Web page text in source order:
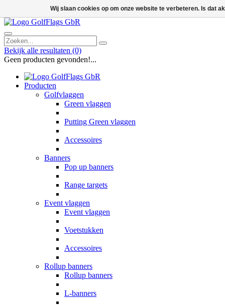
Bekijk alle resultaten (0)
Geen producten gevonden!...
Producten
Golfvlaggen
Green vlaggen
Putting Green vlaggen
Accessoires
Banners
Pop up banners
Range targets
Event vlaggen
Event vlaggen
Voetstukken
Accessoires
Rollup banners
Rollup banners
L-banners
Wij slaan cookies op om onze website te verbeteren. Is dat